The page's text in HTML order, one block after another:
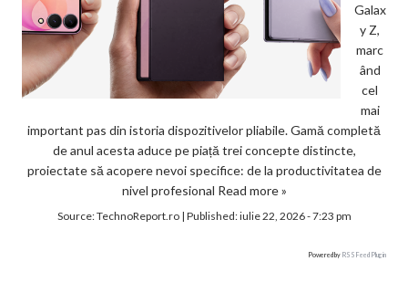
Galax
y Z,
marc
ând
cel
mai
important pas din istoria dispozitivelor pliabile. Gamă completă
de anul acesta aduce pe piață trei concepte distincte,
proiectate să acopere nevoi specifice: de la productivitatea de
nivel profesional Read more »
Source:TechnoReport.ro| Published:iulie 22, 2026 - 7:23 pm
Powered by RSS Feed Plugin